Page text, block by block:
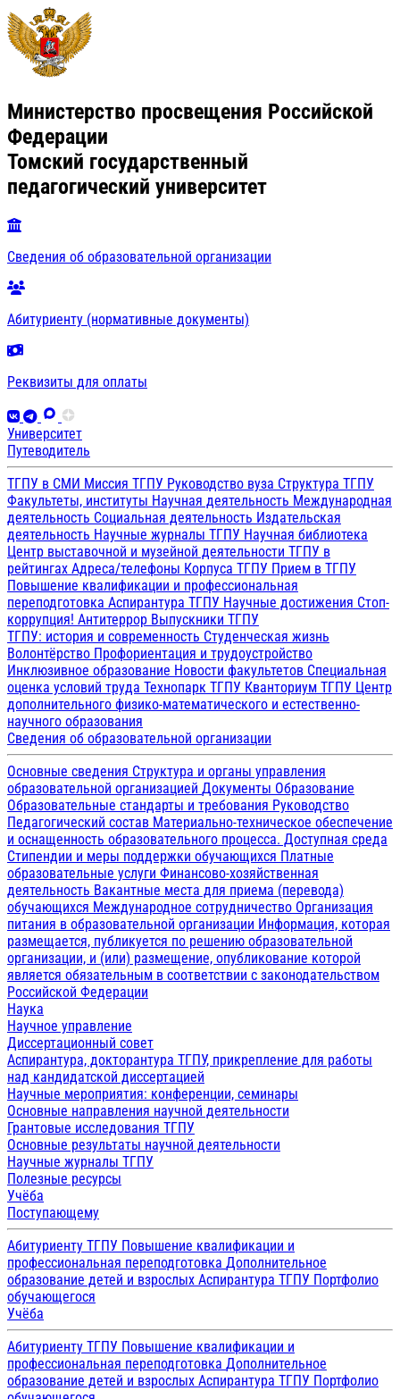
Министерство просвещения Российской
Федерации
Томский государственный
педагогический университет
Сведения об образовательной организации
Абитуриенту (нормативные документы)
Реквизиты для оплаты
Университет
Путеводитель
ТГПУ в СМИ Миссия ТГПУ Руководство вуза Структура ТГПУ
Факультеты, институты Научная деятельность Международная
деятельность Социальная деятельность Издательская
деятельность Научные журналы ТГПУ Научная библиотека
Центр выставочной и музейной деятельности ТГПУ в
рейтингах Адреса/телефоны Корпуса ТГПУ Прием в ТГПУ
Повышение квалификации и профессиональная
переподготовка Аспирантура ТГПУ Научные достижения Стоп-
коррупция! Антитеррор Выпускники ТГПУ
ТГПУ: история и современность Студенческая жизнь
Волонтёрство Профориентация и трудоустройство
Инклюзивное образование Новости факультетов Специальная
оценка условий труда Технопарк ТГПУ Кванториум ТГПУ Центр
дополнительного физико-математического и естественно-
научного образования
Сведения об образовательной организации
Основные сведения Структура и органы управления
образовательной организацией Документы Образование
Образовательные стандарты и требования Руководство
Педагогический состав Материально-техническое обеспечение
и оснащенность образовательного процесса. Доступная среда
Стипендии и меры поддержки обучающихся Платные
образовательные услуги Финансово-хозяйственная
деятельность Вакантные места для приема (перевода)
обучающихся Международное сотрудничество Организация
питания в образовательной организации Информация, которая
размещается, публикуется по решению образовательной
организации, и (или) размещение, опубликование которой
является обязательным в соответствии с законодательством
Российской Федерации
Наука
Научное управление
Диссертационный совет
Аспирантура, докторантура ТГПУ, прикрепление для работы
над кандидатской диссертацией
Научные мероприятия: конференции, семинары
Основные направления научной деятельности
Грантовые исследования ТГПУ
Основные результаты научной деятельности
Научные журналы ТГПУ
Полезные ресурсы
Учёба
Поступающему
Абитуриенту ТГПУ Повышение квалификации и
профессиональная переподготовка Дополнительное
образование детей и взрослых Аспирантура ТГПУ Портфолио
обучающегося
Учёба
Абитуриенту ТГПУ Повышение квалификации и
профессиональная переподготовка Дополнительное
образование детей и взрослых Аспирантура ТГПУ Портфолио